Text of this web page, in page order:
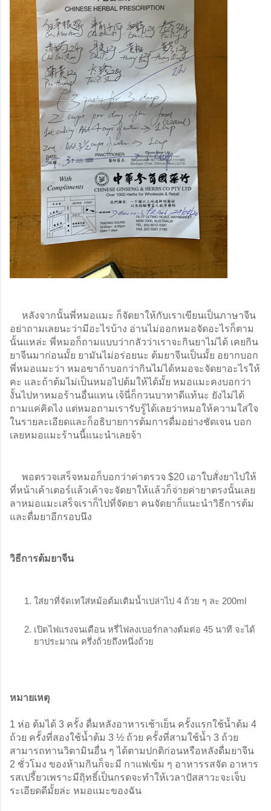
อย่าถามเลยนะว่ามีอะไรบ้าง อ่านไม่ออกหมอจัดอะไรก็ตาม
นั้นแหล่ะ พี่หมอก็ถามแบบว่ากลัวว่าเราจะกินยาไม่ได้ เคยกิน
ยาจีนมาก่อนมั้ย ยามันไม่อร่อยนะ ต้มยาจีนเป็นมั้ย อยากบอก
พี่หมอแมะว่า หมอขาถ้าบอกว่ากินไม่ได้หมอจะจัดยาอะไรให้
คะ และถ้าต้มไม่เป็นหมอไปต้มให้ได้มั้ย หมอแมะคงบอกว่า
งั้นไปหาหมอร้านอื่นแทน เจ้นี่ก็กวนบาทาดีแท้นะ ยังไม่ได้
ถามแค่คิดไง แต่หมอถามเรารับรู้ได้เลยว่าหมอให้ความใส่ใจ
ในรายละเอียดและก็อธิบายการต้มการดื่มอย่างชัดเจน บอก
เลยหมอแมะร้านนี้แนะนำเลยจ้า
พอตรวจเสร็จหมอก็บอกว่าค่าตรวจ $20 เอาใบสั่งยาไปให้
ที่หน้าเค้าเตอร์แล้วเค้าจะจัดยาให้แล้วก็จ่ายค่ายาตรงนั้นเลย
ลาหมอแมะเสร็จเราก็ไปที่จัดยา คนจัดยาก็แนะนำวิธีการต้ม
และดื่มยาอีกรอบนึง
วิธีการต้มยาจีน
ใส่ยาที่จัดเทใส่หม้อต้มเติมน้ำเปล่าไป 4 ถ้วย ๆ ละ 200ml
เปิดไฟแรงจนเดือน หรี่ไฟลงเบอร์กลางต้มต่อ 45 นาที จะได้
ยาประมาณ ครึ่งถ้วยถึงหนึ่งถ้วย
หมายเหตุ
1 ห่อ ต้มได้ 3 ครั้ง ดื่มหลังอาหารเช้าเย็น ครั้งแรกใช้น้ำต้ม 4
ถ้วย ครั้งที่สองใช้น้ำต้ม 3 ½ ถ้วย ครั้งที่สามใช้น้ำ 3 ถ้วย
สามารถทานวิตามินอื่น ๆ ได้ตามปกติก่อนหรือหลังดื่มยาจีน
2 ชั่วโมง ของห้ามกินก็จะมี กาแฟเข้ม ๆ อาหารรสจัด อาหาร
รสเปรี้ยวเพราะมีฤิทธิ์เป็นกรดจะทำให้เวลาปัสสาวะจะเจ็บ
ระเอียดดีมั้ยล่ะ หมอแมะของฉัน